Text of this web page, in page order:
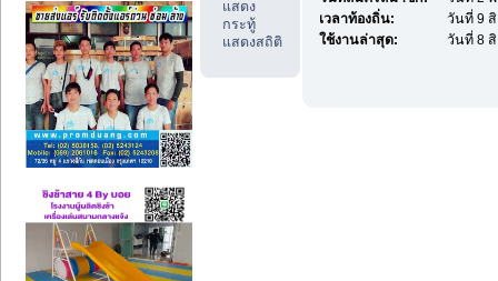
แสดง
กระทู้
แสดงสถิติ
เวลาท้องถิ่น:
วันที่ 9 สิ
ใช้งานล่าสุด:
วันที่ 8 สิ